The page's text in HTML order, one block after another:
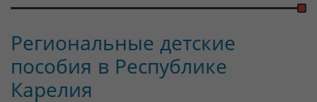
Региональные детские
пособия в Республике
Карелия